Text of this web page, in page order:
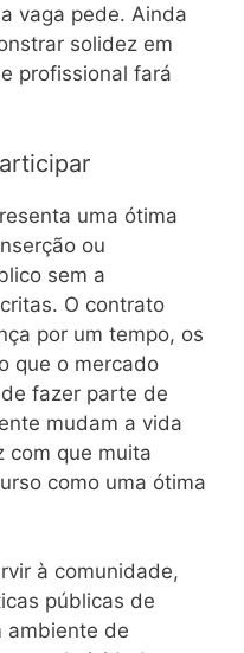
vaga pede. Ainda
solidez em
profissional fará
uma ótima
ou
sem a
O contrato
por um tempo, os
que o mercado
fazer parte de
mudam a vida
com que muita
como uma ótima
à comunidade,
públicas de
ambiente de